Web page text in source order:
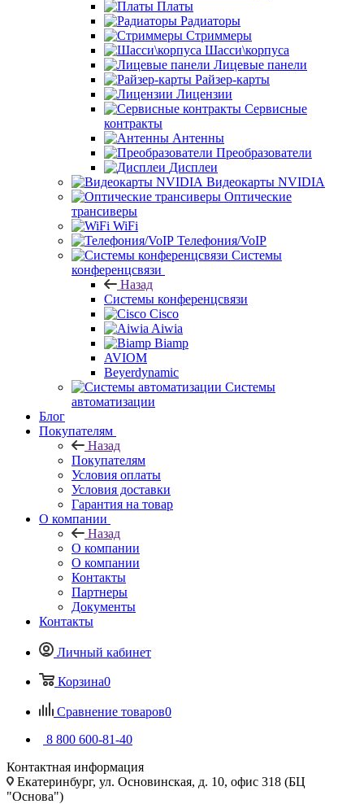
Платы
Радиаторы
Стриммеры
Шасси\корпуса
Лицевые панели
Райзер-карты
Лицензии
Сервисные
контракты
Антенны
Преобразователи
Дисплеи
Видеокарты NVIDIA
Оптические
трансиверы
WiFi
Телефония/VoIP
Системы
конференцсвязи
Назад
Системы конференцсвязи
Cisco
Aiwia
Biamp
AVIOM
Beyerdynamic
Системы
автоматизации
Блог
Покупателям
Назад
Покупателям
Условия оплаты
Условия доставки
Гарантия на товар
О компании
Назад
О компании
О компании
Контакты
Партнеры
Документы
Контакты
Личный кабинет
Корзина0
Сравнение товаров0
8 800 600-81-40
Контактная информация
Екатеринбург, ул. Основинская, д. 10, офис 318 (БЦ
"Основа")